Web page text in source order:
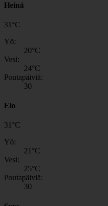
Heinä
31 °C
Yö:
20°C
Vesi:
24°C
Poutapäiviä:
30
Elo
31 °C
Yö:
21 °C
Vesi:
25°C
Poutapäiviä:
30